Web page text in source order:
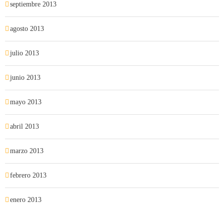
septiembre 2013
agosto 2013
julio 2013
junio 2013
mayo 2013
abril 2013
marzo 2013
febrero 2013
enero 2013